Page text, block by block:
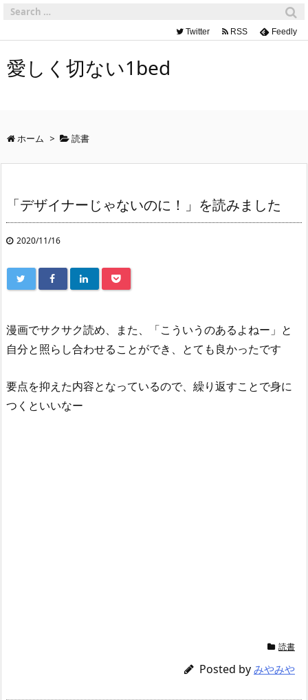
Twitter RSS Feedly
愛しく切ない1bed
ホーム > 読書
「デザイナーじゃないのに！」を読みました
2020/11/16
漫画でサクサク読め、また、「こういうのあるよねー」と
自分と照らし合わせることができ、とても良かったです
要点を抑えた内容となっているので、繰り返すことで身に
つくといいなー
読書
Posted by みやみや